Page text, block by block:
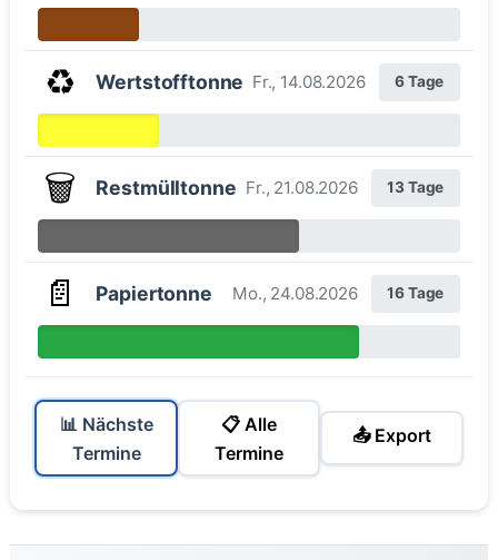
♻️ Wertstofftonne Fr., 14.08.2026 6 Tage
🗑️ Restmülltonne Fr., 21.08.2026 13 Tage
📄 Papiertonne Mo., 24.08.2026 16 Tage
📊 Nächste
Termine
📋 Alle
Termine
📤 Export